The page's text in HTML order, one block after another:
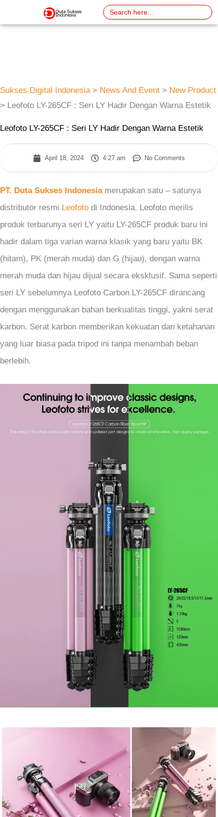
to
Search
for:
Sukses Digital Indonesia> News And Event > New Product
> Leofoto LY-265CF : Seri LY Hadir Dengan Warna Estetik
Leofoto LY-265CF : Seri LY Hadir Dengan Warna Estetik
April 18, 2024 4:27 am No Comments
PT. Duta Sukses Indonesiamerupakan satu – satunya
distributor resmi Leofoto di Indonesia. Leofoto merilis
produk terbarunya seri LY yaitu LY-265CF produk baru ini
hadir dalam tiga varian warna klasik yang baru yaitu BK
(hitam), PK (merah muda) dan G (hijau), dengan warna
merah muda dan hijau dijual secara eksklusif. Sama seperti
seri LY sebelumnya Leofoto Carbon LY-265CF dirancang
dengan menggunakan bahan berkualitas tinggi, yakni serat
karbon. Serat karbon memberikan kekuatan dan ketahanan
yang luar biasa pada tripod ini tanpa menambah beban
berlebih.